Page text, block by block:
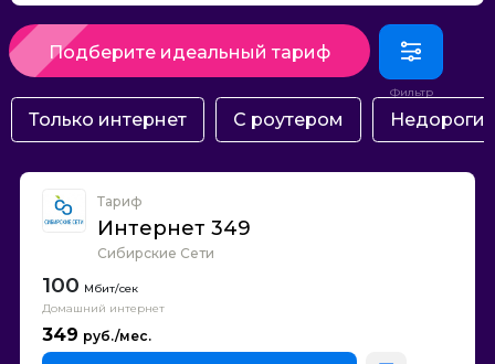
Подберите идеальный тариф
Только интернет С роутером Недорогие
Тариф
Интернет 349
Сибирские Сети
100
Домашний интернет
349